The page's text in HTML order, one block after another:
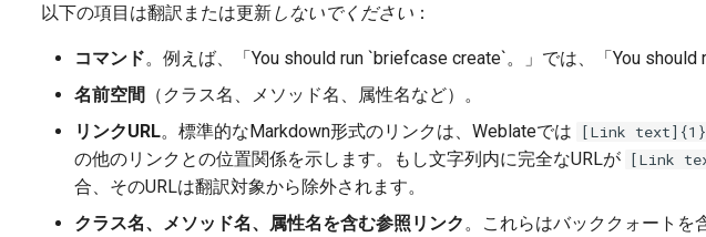
以下の項目は翻訳または更新しないでください：
コマンド。例えば、「You should run `briefcase create`。」では、「You should
名前空間 （クラス名、メソッド名、属性名など）。
リンクURL。標準的なMarkdown形式のリンクは、Weblateでは [Link text]{1}
の他のリンクとの位置関係を示します。もし文字列内に完全なURLが [Link
合、そのURLは翻訳対象から除外されます。
クラス名、メソッド名、属性名を含む参照リンク 。これらはバッククォートを